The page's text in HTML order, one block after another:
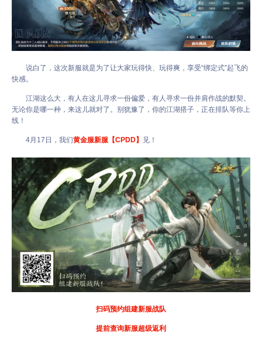
说白了，这次新服就是为了让大家玩得快、玩得爽，享受“绑定式”起飞的
快感。
江湖这么大，有人在这儿寻求一份偏爱，有人寻求一份并肩作战的默契。
无论你是哪一种，来这儿就对了。别犹豫了，你的江湖搭子，正在排队等你上
线！
4月17日，我们黄金服新服【CPDD】 见！
扫码预约组建新服战队
提前查询新服超级返利